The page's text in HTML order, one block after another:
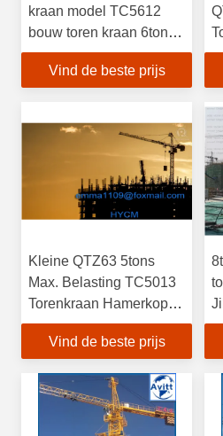
kraan model TC5612
bouw toren kraan 6tons
hefbelasting 56m Jib
Vind de beste prijs
Kleine QTZ63 5tons
Max. Belasting TC5013
Torenkraan Hamerkop
Type 50m Jib Lengte
Vind de beste prijs